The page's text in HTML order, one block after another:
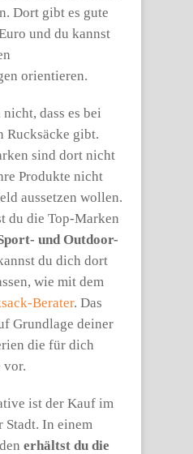
Dort gibt es gute
und du kannst
orientieren.
dass es bei
Rucksäcke gibt.
sind dort nicht
Produkte nicht
aussetzen wollen.
du die Top-Marken
und Outdoor-
du dich dort
wie mit dem
Berater. Das
Grundlage deiner
die für dich
vor.
ist der Kauf im
Stadt. In einem
erhältst du die